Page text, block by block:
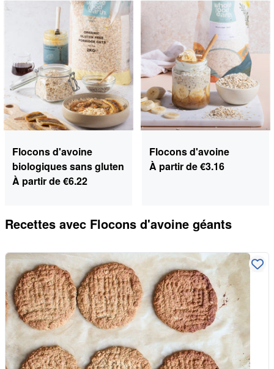
Flocons d'avoine
biologiques sans gluten
À partir de€6.22
Flocons d'avoine
À partir de€3.16
Recettes avec Flocons d'avoine géants